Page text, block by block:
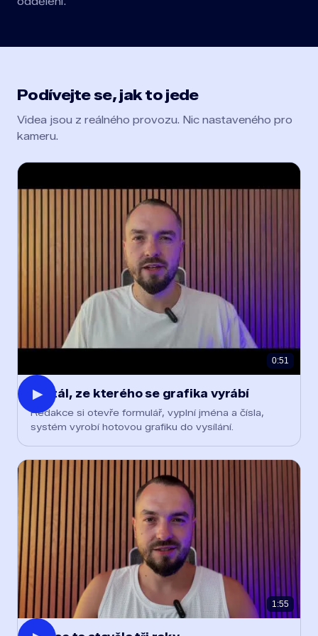
Podívejte se, jak to jede
Videa jsou z reálného provozu. Nic nastaveného pro
kameru.
▶
0:51
Portál, ze kterého se grafika vyrábí
Redakce si otevře formulář, vyplní jména a čísla,
systém vyrobí hotovou grafiku do vysílání.
1:55